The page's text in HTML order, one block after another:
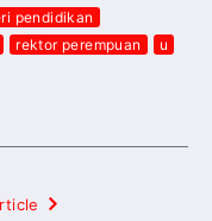
pendidikan
rektor perempuan
u